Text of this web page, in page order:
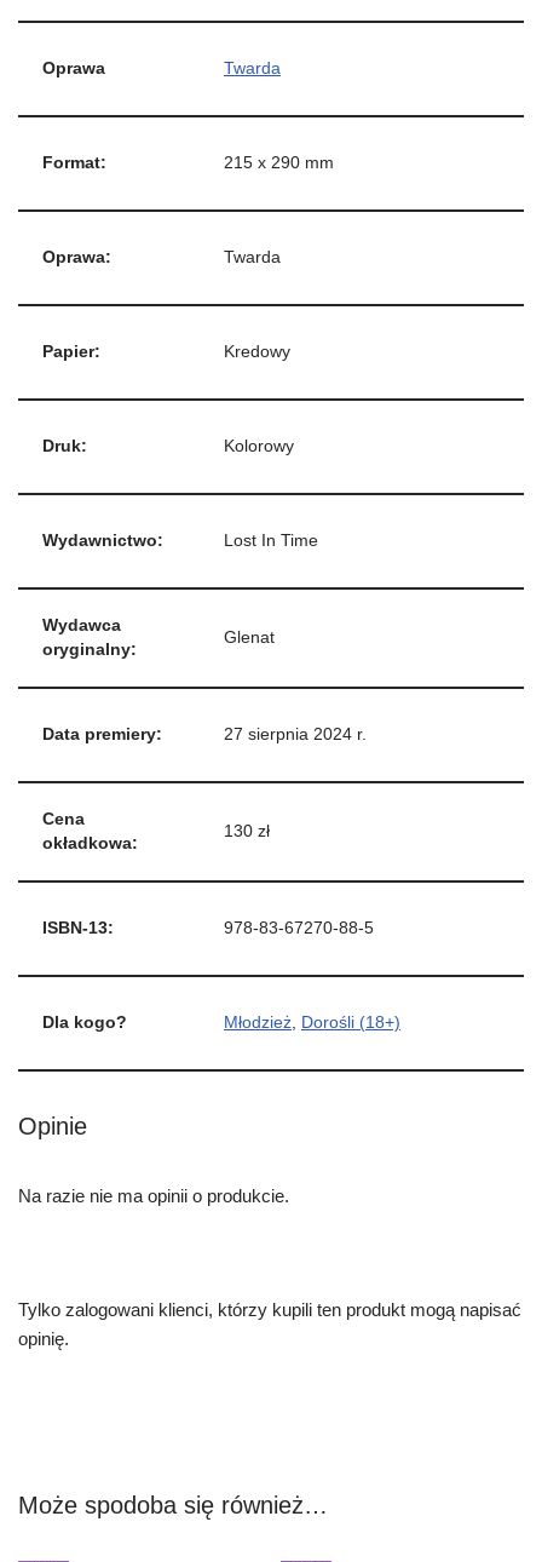
Oprawa Twarda
Format: 215 x 290 mm
Oprawa: Twarda
Papier: Kredowy
Druk: Kolorowy
Wydawnictwo: Lost In Time
Wydawca
oryginalny:
Glenat
Data premiery: 27 sierpnia 2024 r.
Cena
okładkowa:
130 zł
ISBN-13: 978-83-67270-88-5
Dla kogo? Młodzież, Dorośli (18+)
Opinie
Na razie nie ma opinii o produkcie.
Tylko zalogowani klienci, którzy kupili ten produkt mogą napisać
opinię.
Może spodoba się również…